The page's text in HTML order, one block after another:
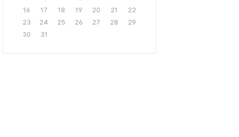
16
17 18 19 20 21
22
23
24 25 26 27 28
29
30
31